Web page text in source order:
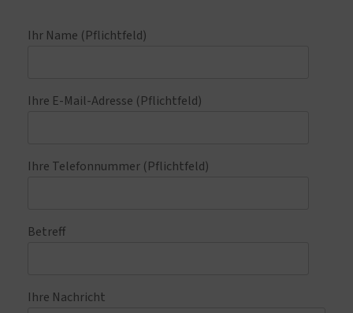
Ihr Name (Pflichtfeld)
Ihre E-Mail-Adresse (Pflichtfeld)
Ihre Telefonnummer (Pflichtfeld)
Betreff
Ihre Nachricht